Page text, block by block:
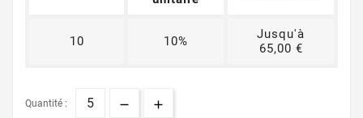
10 10%
Jusqu'à
65,00 €
Quantité :